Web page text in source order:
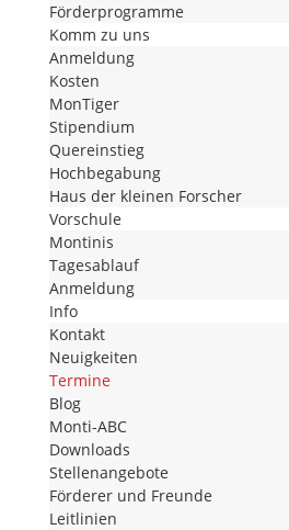
Förderprogramme
Komm zu uns
Anmeldung
Kosten
MonTiger
Stipendium
Quereinstieg
Hochbegabung
Haus der kleinen Forscher
Vorschule
Montinis
Tagesablauf
Anmeldung
Info
Kontakt
Neuigkeiten
Termine
Blog
Monti-ABC
Downloads
Stellenangebote
Förderer und Freunde
Leitlinien